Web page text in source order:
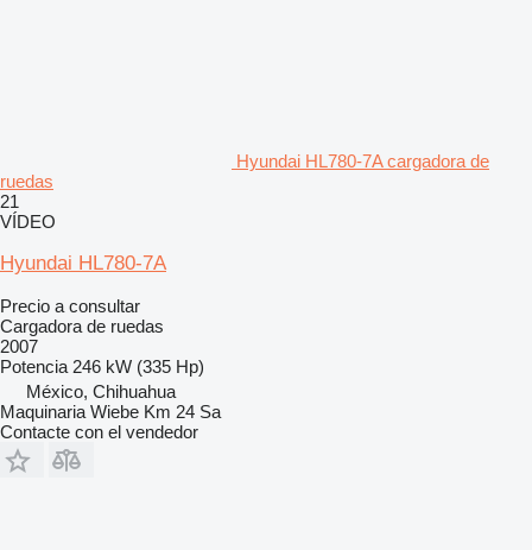
Hyundai HL780-7A cargadora de
ruedas
21
VÍDEO
Hyundai HL780-7A
Precio a consultar
Cargadora de ruedas
2007
Potencia 246 kW (335 Hp)
México, Chihuahua
Maquinaria Wiebe Km 24 Sa
Contacte con el vendedor